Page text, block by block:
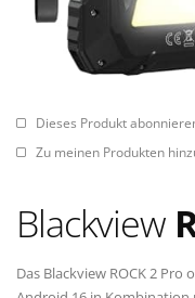
Dieses Produkt
Zu meinen Produkten
Blackview
Das Blackview ROCK 2